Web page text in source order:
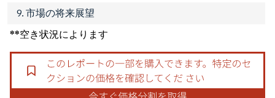
9. 市場の将来展望
**空き状況によります